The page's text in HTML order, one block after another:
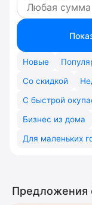
Новые
Со скидкой
С быстрой
Бизнес из дома
Для маленьких
Предложения